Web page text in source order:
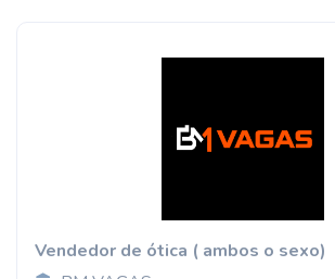
Vendedor de ótica ( ambos o sexo)